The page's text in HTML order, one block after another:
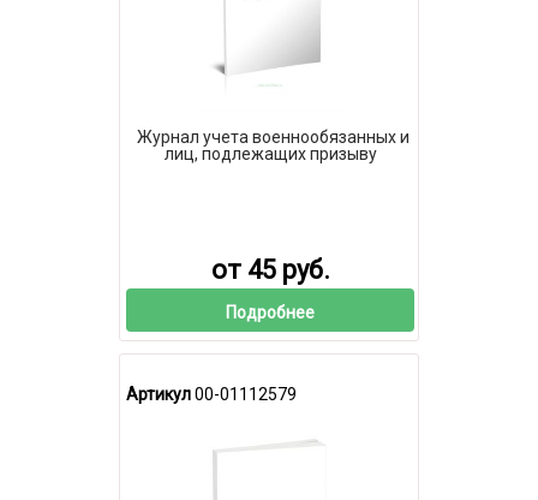
Журнал учета военнообязанных и
лиц, подлежащих призыву
от 45 руб.
Подробнее
Артикул00-01112579